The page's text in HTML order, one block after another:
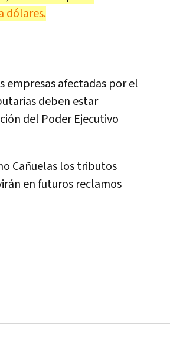
dólares.
afectadas por el
deben estar
del Poder Ejecutivo
Cañuelas los tributos
en futuros reclamos